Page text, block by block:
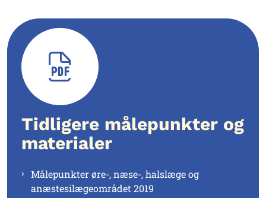
Tidligere målepunkter og
materialer
Målepunkter øre-, næse-, halslæge og
anæstesilægeområdet 2019